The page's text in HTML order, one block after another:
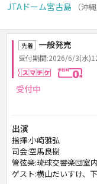
JTAドーム宮古島 （沖
先着 一般発売
受付期間:2026/6/3(水
スマチケ
受付中
出演
指揮:小崎雅弘
司会:空馬良樹
管弦楽:琉球交響楽団室
ゲスト:横山だいすけ、